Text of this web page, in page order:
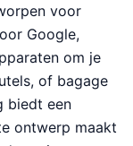
voor
Google,
om je
of bagage
biedt een
ontwerp maakt